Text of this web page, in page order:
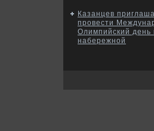
Казанцев
провести
Олимпийский день
набережной